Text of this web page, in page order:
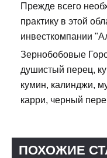
Прежде всего
практику в этой
инвесткомпании
Зернобобовые
душистый перец,
кумин, калинджи,
карри, черный
ПОХОЖИЕ